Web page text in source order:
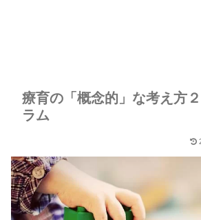
療育の「概念的」な考え方
ラム